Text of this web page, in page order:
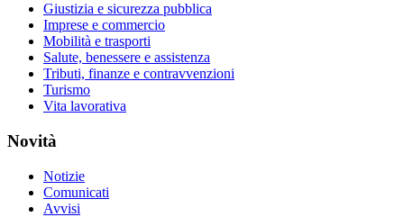
Giustizia e sicurezza pubblica
Imprese e commercio
Mobilità e trasporti
Salute, benessere e assistenza
Tributi, finanze e contravvenzioni
Turismo
Vita lavorativa
Novità
Notizie
Comunicati
Avvisi